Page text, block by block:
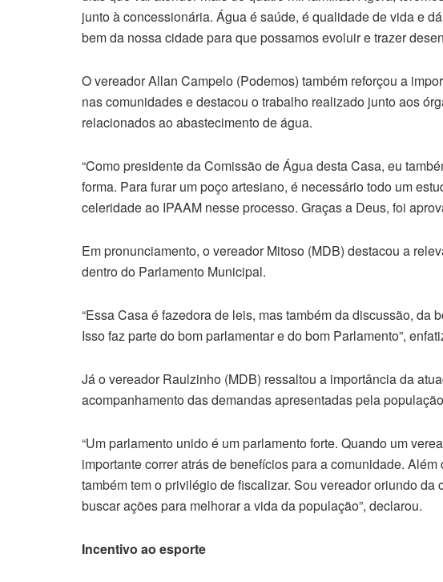
junto à concessionária. Água é saúde, é qualidade de vida e
bem da nossa cidade para que possamos evoluir e trazer
O vereador Allan Campelo (Podemos) também reforçou a
nas comunidades e destacou o trabalho realizado junto aos
relacionados ao abastecimento de água.
“Como presidente da Comissão de Água desta Casa, eu
forma. Para furar um poço artesiano, é necessário todo um
celeridade ao IPAAM nesse processo. Graças a Deus, foi
Em pronunciamento, o vereador Mitoso (MDB) destacou a
dentro do Parlamento Municipal.
“Essa Casa é fazedora de leis, mas também da discussão, da
Isso faz parte do bom parlamentar e do bom Parlamento”,
Já o vereador Raulzinho (MDB) ressaltou a importância da
acompanhamento das demandas apresentadas pela
“Um parlamento unido é um parlamento forte. Quando um
importante correr atrás de benefícios para a comunidade.
também tem o privilégio de fiscalizar. Sou vereador oriundo
buscar ações para melhorar a vida da população”, declarou.
Incentivo ao esporte